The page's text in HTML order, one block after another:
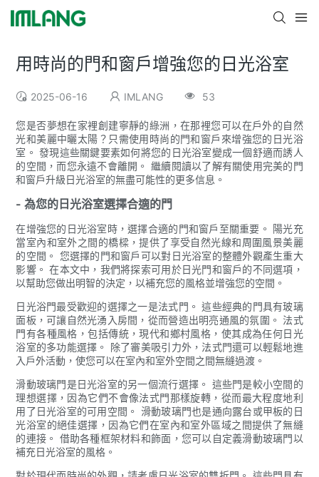
用時尚的門和窗戶增強您的日光浴室
2025-06-16 IMLANG 53
您是否夢想在家裡創建寧靜的綠洲，在那裡您可以在戶外的自然
光和美麗中曬太陽？只需使用時尚的門和窗戶來增強您的日光浴
室。 發現這些關鍵要素如何將您的日光浴室變成一個舒適而誘人
的空間，而您永遠不會離開。 繼續閱讀以了解有關使用完美的門
和窗戶升級日光浴室的無盡可能性的更多信息。
- 為您的日光浴室選擇合適的門
在增強您的日光浴室時，選擇合適的門和窗戶至關重要。 陽光充
當室內和室外之間的橋樑，提供了享受自然光線和周圍風景美麗
的空間。 您選擇的門和窗戶可以對日光浴室的整體外觀產生重大
影響。 在本文中，我們將探索可用於日光門和窗戶的不同選項，
以幫助您做出明智的決定，以補充您的風格並增強您的空間。
日光浴門最受歡迎的選擇之一是法式門。 這些經典的門具有玻璃
面板，可讓自然光湧入房間，從而營造出明亮通風的氛圍。 法式
門有各種風格，包括傳統，現代和鄉村風格，使其成為任何日光
浴室的多功能選擇。 除了審美吸引力外，法式門還可以輕鬆地進
入戶外活動，使您可以在室內和室外空間之間無縫過渡。
滑動玻璃門是日光浴室的另一個流行選擇。 這些門是較小空間的
理想選擇，因為它們不會像法式門那樣旋轉，從而最大程度地利
用了日光浴室的可用空間。 滑動玻璃門也是通向露台或甲板的日
光浴室的絕佳選擇，因為它們在室內和室外區域之間提供了無縫
的連接。 借助各種框架材料和飾面，您可以自定義滑動玻璃門以
補充日光浴室的風格。